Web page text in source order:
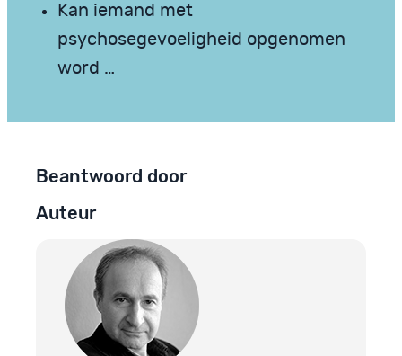
Kan iemand met
psychosegevoeligheid opgenomen
word …
Beantwoord door
Auteur